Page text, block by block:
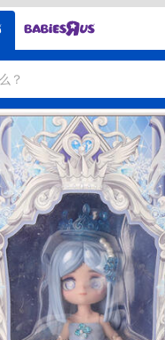
，角色扮演，射击玩具
滑板车，骑乘车
及乐高LEGO
货车，火车及遥控系列
文具，蜡笔，泥胶，画板